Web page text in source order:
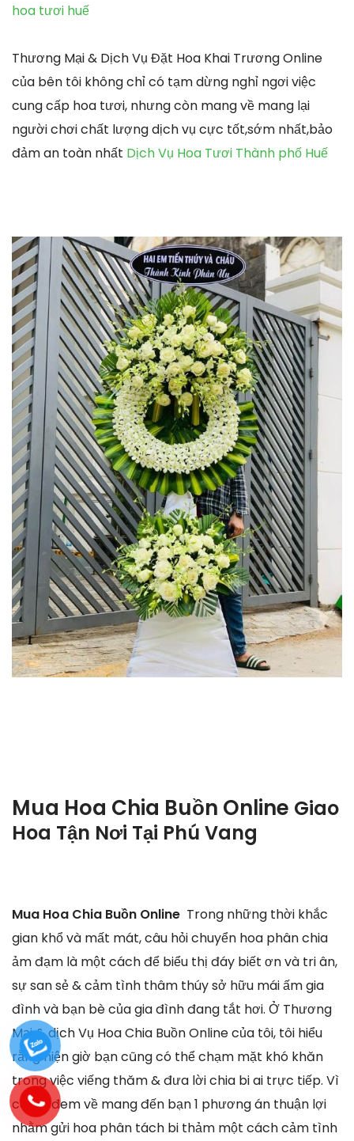
hoa tươi huế
Thương Mại & Dịch Vụ Đặt Hoa Khai Trương Online
của bên tôi không chỉ có tạm dừng nghỉ ngơi việc
cung cấp hoa tươi, nhưng còn mang về mang lại
người chơi chất lượng dịch vụ cực tốt,sớm nhất,bảo
đảm an toàn nhất Dịch Vụ Hoa Tươi Thành phố Huế
Mua Hoa Chia Buồn Online Giao
Hoa Tận Nơi Tại Phú Vang
Mua Hoa Chia Buồn Online Trong những thời khắc
gian khổ và mất mát, câu hỏi chuyển hoa phân chia
ảm đạm là một cách để biểu thị đáy biết ơn và tri ân,
sự san sẻ & cảm tình thâm thúy sở hữu mái ấm gia
đình và bạn bè của gia đình đang tắt hơi. Ở Thương
Mại & dịch Vụ Hoa Chia Buồn Online của tôi, tôi hiểu
rằng hiện giờ bạn cũng có thể chạm mặt khó khăn
trong việc viếng thăm & đưa lời chia bi ai trực tiếp. Vì
cố, tôi đem về mang đến bạn 1 phương án thuận lợi
nhằm gửi hoa phân tách bi thảm một cách cảm tình